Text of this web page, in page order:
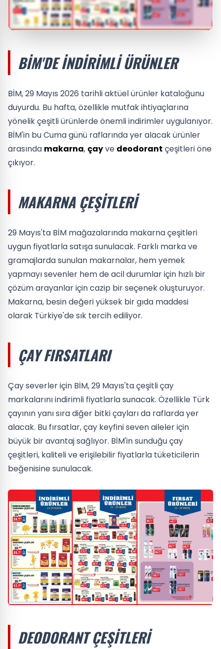
BİM'DE İNDIRIMLI ÜRÜNLER
BİM, 29 Mayıs 2026 tarihli aktüel ürünler kataloğunu
duyurdu. Bu hafta, özellikle mutfak ihtiyaçlarına
yönelik çeşitli ürünlerde önemli indirimler uygulanıyor.
BİM'in bu Cuma günü raflarında yer alacak ürünler
arasında makarna, çayve deodorant çeşitleri öne
çıkıyor.
MAKARNA ÇEŞITLERI
29 Mayıs'ta BİM mağazalarında makarna çeşitleri
uygun fiyatlarla satışa sunulacak. Farklı marka ve
gramajlarda sunulan makarnalar, hem yemek
yapmayı sevenler hem de acil durumlar için hızlı bir
çözüm arayanlar için cazip bir seçenek oluşturuyor.
Makarna, besin değeri yüksek bir gıda maddesi
olarak Türkiye'de sık tercih ediliyor.
ÇAY FIRSATLARI
Çay severler için BİM, 29 Mayıs'ta çeşitli çay
markalarını indirimli fiyatlarla sunacak. Özellikle Türk
çayının yanı sıra diğer bitki çayları da raflarda yer
alacak. Bu fırsatlar, çay keyfini seven aileler için
büyük bir avantaj sağlıyor. BİM'in sunduğu çay
çeşitleri, kaliteli ve erişilebilir fiyatlarla tüketicilerin
beğenisine sunulacak.
DEODORANT ÇEŞITLERI